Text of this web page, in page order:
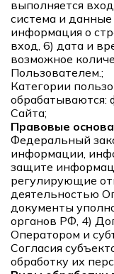
выполняется
система и
информация о
вход, 6) дата и
возможное
Пользователем.;
Категории
обрабатываются:
Сайта;
Правовые
Федеральный
информации,
защите
регулирующие
деятельностью
документы
органов РФ, 4)
Оператором и
Согласия
обработку их